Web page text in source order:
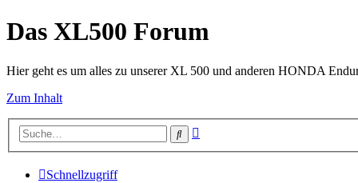
Das XL500 Forum
Hier geht es um alles zu unserer XL 500 und anderen HONDA
Zum Inhalt
Suche
Schnellzugriff